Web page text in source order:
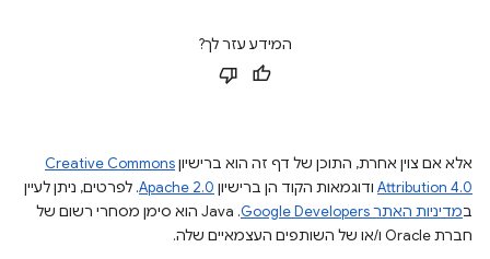
המידע עזר לך?
אלא אם צוין אחרת, התוכן של דף זה הוא ברישיוןCreative Commons
Attribution 4.0 ודוגמאות הקוד הן ברישיון Apache 2.0. לפרטים, ניתן לעיין
במדיניות האתר Google Developers‏
.‏ Java הוא סימן מסחרי רשום של
חברת Oracle ו/או של השותפים העצמאיים שלה.